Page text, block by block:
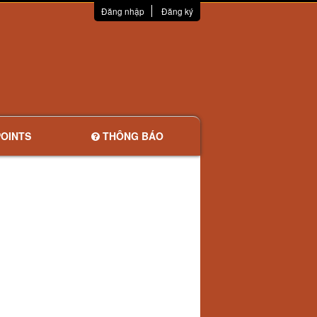
Đăng nhập Đăng ký
THÔNG BÁO